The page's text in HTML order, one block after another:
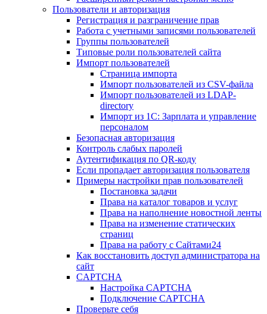
Пользователи и авторизация
Регистрация и разграничение прав
Работа с учетными записями пользователей
Группы пользователей
Типовые роли пользователей сайта
Импорт пользователей
Страница импорта
Импорт пользователей из CSV-файла
Импорт пользователей из LDAP-
directory
Импорт из 1С: Зарплата и управление
персоналом
Безопасная авторизация
Контроль слабых паролей
Аутентификация по QR-коду
Если пропадает авторизация пользователя
Примеры настройки прав пользователей
Постановка задачи
Права на каталог товаров и услуг
Права на наполнение новостной ленты
Права на изменение статических
страниц
Права на работу с Сайтами24
Как восстановить доступ администратора на
сайт
CAPTCHA
Настройка CAPTCHA
Подключение CAPTCHA
Проверьте себя